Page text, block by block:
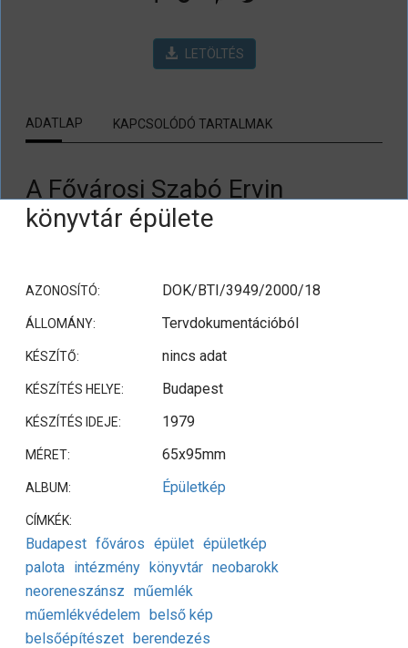
LETÖLTÉS
ADATLAP KAPCSOLÓDÓ TARTALMAK
A Fővárosi Szabó Ervin
könyvtár épülete
AZONOSÍTÓ: DOK/BTI/3949/2000/18
ÁLLOMÁNY: Tervdokumentációból
KÉSZÍTŐ: nincs adat
KÉSZÍTÉS HELYE: Budapest
KÉSZÍTÉS IDEJE: 1979
MÉRET: 65x95mm
ALBUM: Épületkép
CÍMKÉK:
Budapest főváros épület épületkép
palota intézmény könyvtár neobarokk
neoreneszánsz műemlék
műemlékvédelem belső kép
belsőépítészet berendezés